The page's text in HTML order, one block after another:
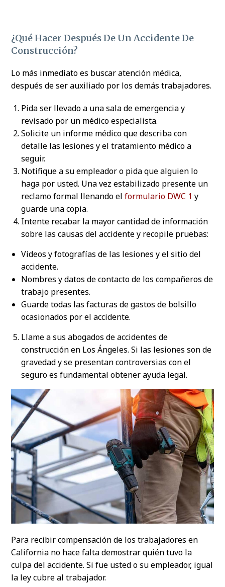
¿Qué Hacer Después De Un Accidente De
Construcción?
Lo más inmediato es buscar atención médica,
después de ser auxiliado por los demás trabajadores.
Pida ser llevado a una sala de emergencia y
revisado por un médico especialista.
Solicite un informe médico que describa con
detalle las lesiones y el tratamiento médico a
seguir.
Notifique a su empleador o pida que alguien lo
haga por usted. Una vez estabilizado presente un
reclamo formal llenando el formulario DWC 1 y
guarde una copia.
Intente recabar la mayor cantidad de información
sobre las causas del accidente y recopile pruebas:
Videos y fotografías de las lesiones y el sitio del
accidente.
Nombres y datos de contacto de los compañeros de
trabajo presentes.
Guarde todas las facturas de gastos de bolsillo
ocasionados por el accidente.
Llame a sus abogados de accidentes de
construcción en Los Ángeles. Si las lesiones son de
gravedad y se presentan controversias con el
seguro es fundamental obtener ayuda legal.
Para recibir compensación de los trabajadores en
California no hace falta demostrar quién tuvo la
culpa del accidente. Si fue usted o su empleador, igual
la ley cubre al trabajador.